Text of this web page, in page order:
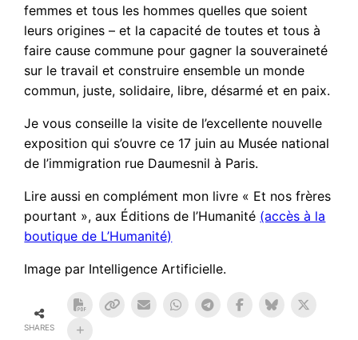
femmes et tous les hommes quelles que soient
leurs origines – et la capacité de toutes et tous à
faire cause commune pour gagner la souveraineté
sur le travail et construire ensemble un monde
commun, juste, solidaire, libre, désarmé et en paix.
Je vous conseille la visite de l’excellente nouvelle
exposition qui s’ouvre ce 17 juin au Musée national
de l’immigration rue Daumesnil à Paris.
Lire aussi en complément mon livre « Et nos frères
pourtant », aux Éditions de l’Humanité (accès à la
boutique de L’Humanité)
Image par Intelligence Artificielle.
SHARES